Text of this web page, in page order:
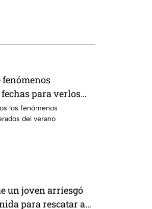
fenómenos
para verlos
los fenómenos
del verano
un joven arriesgó
para rescatar a